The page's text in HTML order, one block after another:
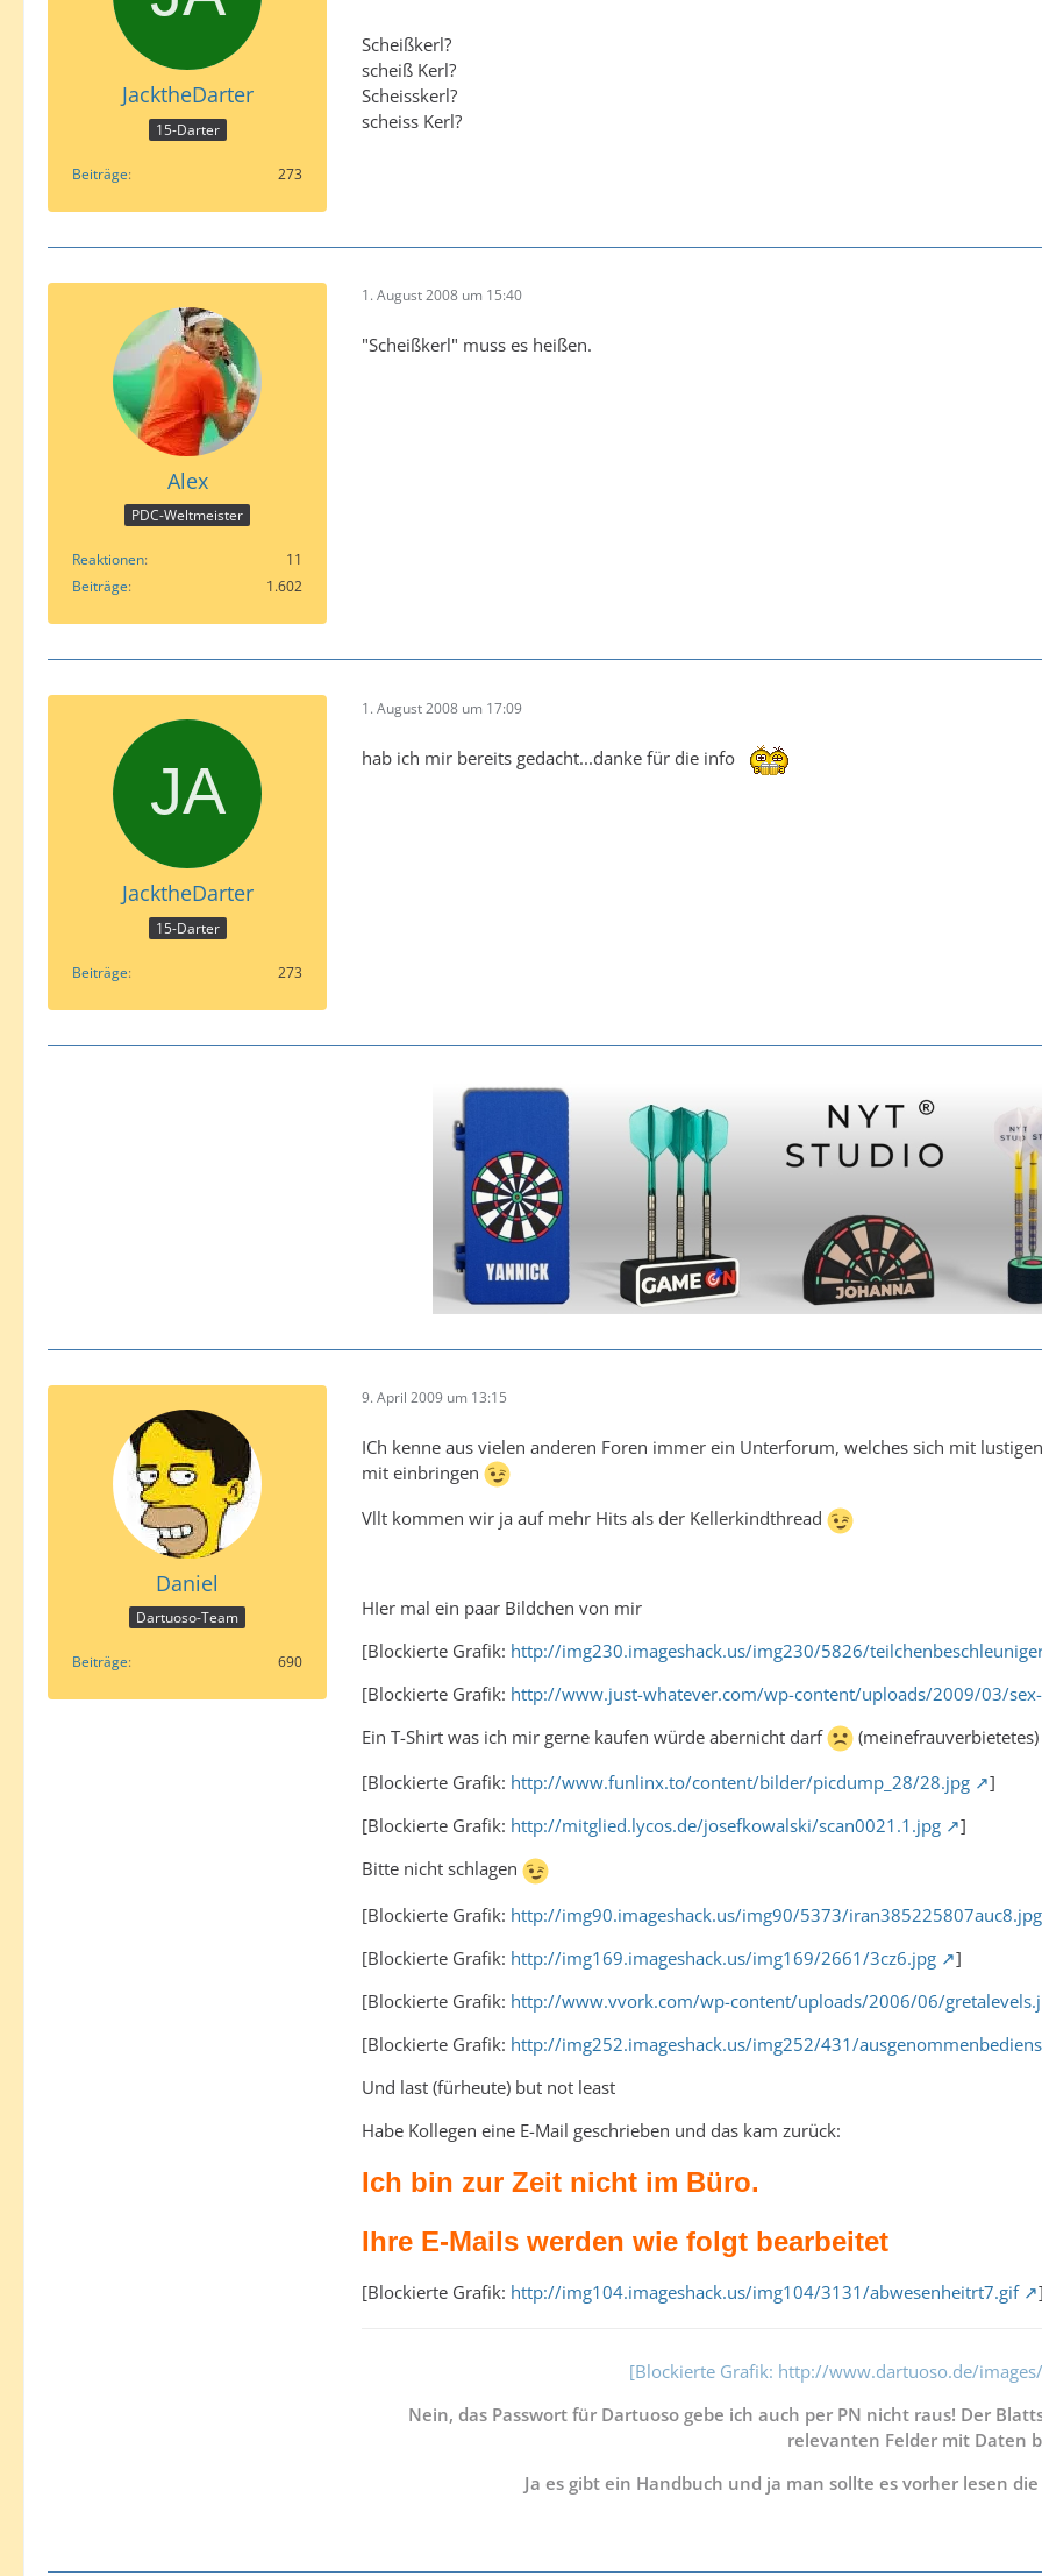
JacktheDarter
15-Darter
Beiträge 273
Scheißkerl?
scheiß Kerl?
Scheisskerl?
scheiss Kerl?
Alex
PDC-Weltmeister
Reaktionen
11
Beiträge
1.602
1. August 2008 um 15:40
"Scheißkerl" muss es heißen.
JacktheDarter
15-Darter
Beiträge 273
1. August 2008 um 17:09
hab ich mir bereits gedacht...danke für die info
Daniel
Dartuoso-Team
Beiträge 690
9. April 2009 um 13:15
ICh kenne aus vielen anderen Foren immer ein Unterforum, welches sich mit
mit einbringen
Vllt kommen wir ja auf mehr Hits als der Kellerkindthread
HIer mal ein paar Bildchen von mir
[Blockierte Grafik: http://img230.imageshack.us/img230/5826/
[Blockierte Grafik: http://www.just-whatever.com/wp-content/uploads/2009/03/
Ein T-Shirt was ich mir gerne kaufen würde abernicht darf
(meinefrauverbietetes)
[Blockierte Grafik: http://www.funlinx.to/content/bilder/picdump_28/28.jpg
]
[Blockierte Grafik: http://mitglied.lycos.de/josefkowalski/scan0021.1.jpg
]
Bitte nicht schlagen
[Blockierte Grafik: http://img90.imageshack.us/img90/5373/iran385225807auc8.jpg
[Blockierte Grafik: http://img169.imageshack.us/img169/2661/3cz6.jpg
]
[Blockierte Grafik: http://www.vvork.com/wp-content/uploads/2006/06/
[Blockierte Grafik: http://img252.imageshack.us/img252/431/
Und last (fürheute) but not least
Habe Kollegen eine E-Mail geschrieben und das kam zurück:
Ich bin zur Zeit nicht im Büro.
Ihre E-Mails werden wie folgt bearbeitet
[Blockierte Grafik: http://img104.imageshack.us/img104/3131/abwesenheitrt7.gif
[Blockierte Grafik: http://www.dartuoso.de/
Nein, das Passwort für Dartuoso gebe ich auch per PN nicht raus! Der
relevanten Felder mit Daten
Ja es gibt ein Handbuch und ja man sollte es vorher lesen